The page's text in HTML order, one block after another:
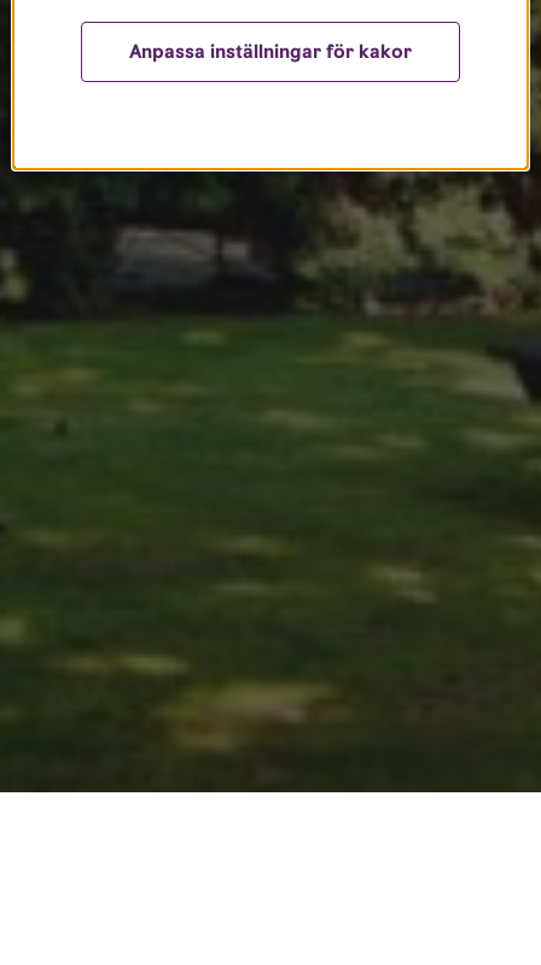
Anpassa inställningar för kakor